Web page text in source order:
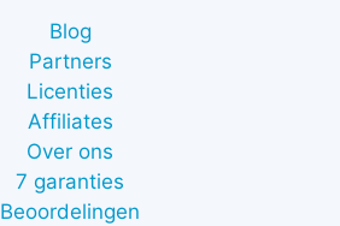
Blog
Partners
Licenties
Affiliates
Over ons
7 garanties
Beoordelingen